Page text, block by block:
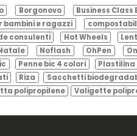
Borgonovo Business
bambini e ragazzi
consulenti Hot Wheels
Noflash OhPen
Penne bic 4 colori Plastilina
Riza Sacchetti
polipropilene Valigette